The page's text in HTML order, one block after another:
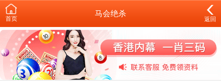
首页
马会绝杀
返回